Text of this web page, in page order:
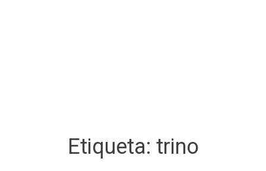
Etiqueta: trino